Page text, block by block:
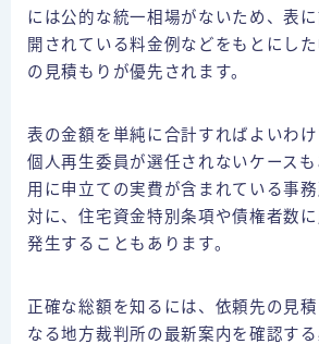
には公的な統一相場がないため、表
開されている料金例などをもとにし
の見積もりが優先されます。
表の金額を単純に合計すればよいわけ
個人再生委員が選任されないケース
用に申立ての実費が含まれている事
対に、住宅資金特別条項や債権者数
発生することもあります。
正確な総額を知るには、依頼先の見
なる地方裁判所の最新案内を確認する